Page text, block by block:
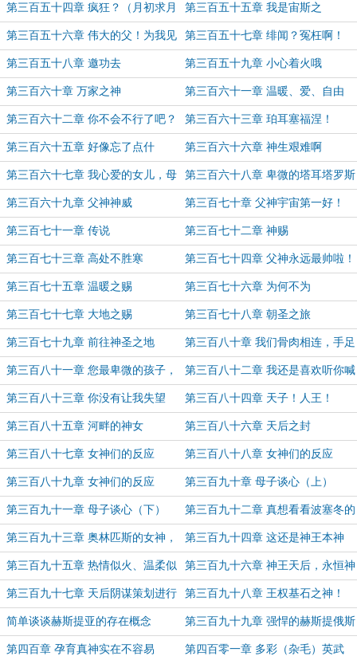
票~~~） （月初求月票~~~）
第三百五十四章 疯狂？（月初求月
票~~~）
第三百五十五章 我是宙斯之
子！！！
第三百五十六章 伟大的父！为我见
证吧！
第三百五十七章 绯闻？冤枉啊！
（月初加更求月票~）
第三百五十八章 邀功去 第三百五十九章 小心着火哦
第三百六十章 万家之神 第三百六十一章 温暖、爱、自由
第三百六十二章 你不会不行了吧？
（5.7K）
第三百六十三章 珀耳塞福涅！
（4.4K）
第三百六十五章 好像忘了点什
么……
第三百六十六章 神生艰难啊
第三百六十七章 我心爱的女儿，母
神最爱你啦
第三百六十八章 卑微的塔耳塔罗斯
第三百六十九章 父神神威 第三百七十章 父神宇宙第一好！
第三百七十一章 传说 第三百七十二章 神赐
第三百七十三章 高处不胜寒 第三百七十四章 父神永远最帅啦！
第三百七十五章 温暖之赐 第三百七十六章 为何不为
第三百七十七章 大地之赐 第三百七十八章 朝圣之旅
第三百七十九章 前往神圣之地 第三百八十章 我们骨肉相连，手足
一体！
第三百八十一章 您最卑微的孩子，
向最伟大的您……敬拜！
第三百八十二章 我还是喜欢听你喊
我——父亲
第三百八十三章 你没有让我失望 第三百八十四章 天子！人王！
第三百八十五章 河畔的神女 第三百八十六章 天后之封
第三百八十七章 女神们的反应
（上）
第三百八十八章 女神们的反应
（中）
第三百八十九章 女神们的反应
（下）
第三百九十章 母子谈心（上）
第三百九十一章 母子谈心（下） 第三百九十二章 真想看看波塞冬的
表情啊
第三百九十三章 奥林匹斯的女神，
哪有省油的灯？
第三百九十四章 这还是神王本神
吗？
第三百九十五章 热情似火、温柔似
水
第三百九十六章 神王天后，永恒神
圣誓约！
第三百九十七章 天后阴谋策划进行
中！（5K）
第三百九十八章 王权基石之神！
（6K）
简单谈谈赫斯提亚的存在概念 第三百九十九章 强悍的赫斯提俄斯
第四百章 孕育真神实在不容易 第四百零一章 多彩（杂毛）英武